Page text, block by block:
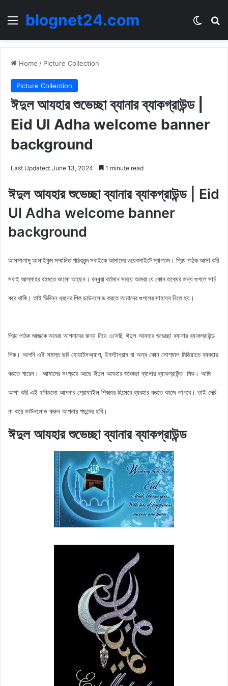
Menublognet24.com
Home / Picture Collection
Picture Collection
ঈদুল আযহার শুভেচ্ছা ব্যানার ব্যাকগ্রাউন্ড |
Eid Ul Adha welcome banner
background
Last Updated: June 13, 2024 1 minute read
ঈদুল আযহার শুভেচ্ছা ব্যানার ব্যাকগ্রাউন্ড | Eid
Ul Adha welcome banner
background
আসসালামু আলাইকুম সম্মানিত পাঠকবৃন্দ সবাইকে আমাদের ওয়েবসাইটে স্বাগতম। প্রিয় পাঠক আসা করি
সবাই আল্লাহর রহমতে ভালো আছেন। বন্ধুরা বর্তমান সময়ে আমরা যে কোন তথ্যের জন্য গুগলে সার্চ
করে থাকি। তাই ভিবিন্ন ধরনের পিক ডাউনলোড করতে আমাদের গুগলের সাহায্য নিতে হয়।
প্রিয় পাঠক আজকেআমরা আপনাদের জন্য নিয়ে এসেছি ঈদুল আযহার শুভেচ্ছা ব্যানার ব্যাকগ্রাউন্ড
পিক। আপনি এই সমস্ত ছবি হোয়াটসঅ্যাপ, ইনস্টাগ্রাম বা অন্য কোন সোশ্যাল মিডিয়াতে ব্যবহার
করতে পারেন। আমাদের সংগ্রহে আছে ঈদুল আযহার শুভেচ্ছা ব্যানার ব্যাকগ্রাউন্ড পিক। আমি
আশা করি এই ছবিগুলো আপনার প্রোফাইল পিকচার হিসেবে ব্যবহার করতে কাজে লাগবে। তাই দেরি
না করে ডাউনলোড করুন আপনার পছন্দের ছবি।
ঈদুল আযহার শুভেচ্ছা ব্যানার ব্যাকগ্রাউন্ড